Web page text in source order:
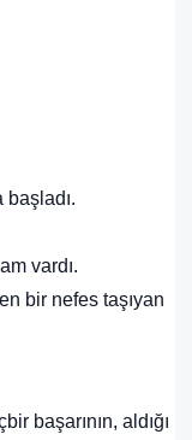
vardı.
bir nefes taşıyan
başarının, aldığı